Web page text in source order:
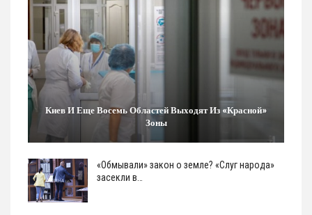
Киев И Еще Восемь Областей Выходят Из «красной»
Зоны
«Обмывали» закон о земле? «Слуг народа»
засекли в…